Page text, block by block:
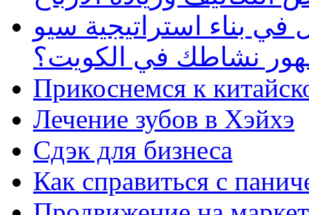
بناء استراتيجية سيو
نشاطك في الكويت؟
Прикоснемся к
Лечение зубов в Хэйхэ
Сдэк для бизнеса
Как справиться с